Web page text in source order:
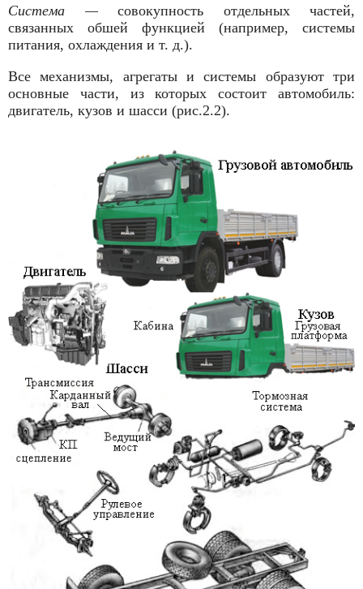
Система — совокупность отдельных частей,
связанных обшей функцией (на­пример, системы
питания, охлаждения и т. д.).
Все механизмы, агрегаты и системы образуют три
основные части, из которых состоит автомобиль:
двигатель, кузов и шасси (рис.2.2).